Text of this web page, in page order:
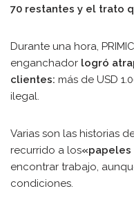
70 restantes y el trato
Durante una hora,
enganchador logró
clientes: más de USD
ilegal.
Varias son las historias
recurrido a los«papeles
encontrar trabajo,
condiciones.